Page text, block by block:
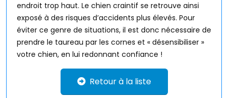
endroit trop haut. Le chien craintif se retrouve ainsi
exposé à des risques d’accidents plus élevés. Pour
éviter ce genre de situations, il est donc nécessaire de
prendre le taureau par les cornes et « désensibiliser »
votre chien, en lui redonnant confiance !
Retour à la liste